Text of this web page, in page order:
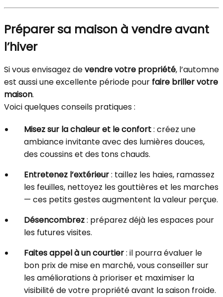
Préparer sa maison à vendre avant
l’hiver
Si vous envisagez devendre votre propriété, l’automne
est aussi une excellente période pour faire briller votre
maison.
Voici quelques conseils pratiques :
Misez sur la chaleur et le confort: créez une
ambiance invitante avec des lumières douces,
des coussins et des tons chauds.
Entretenez l’extérieur: taillez les haies, ramassez
les feuilles, nettoyez les gouttières et les marches
— ces petits gestes augmentent la valeur perçue.
Désencombrez: préparez déjà les espaces pour
les futures visites.
Faites appel à un courtier: il pourra évaluer le
bon prix de mise en marché, vous conseiller sur
les améliorations à prioriser et maximiser la
visibilité de votre propriété avant la saison froide.